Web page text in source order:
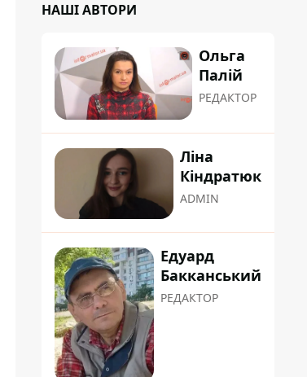
НАШІ АВТОРИ
Ольга
Палій
РЕДАКТОР
Ліна
Кіндратюк
ADMIN
Едуард
Бакканський
РЕДАКТОР